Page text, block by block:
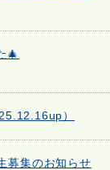
🎄
）
募集のお知らせ